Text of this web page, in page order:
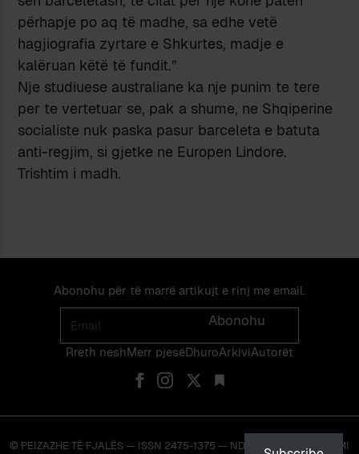
përhapje po aq të madhe, sa edhe vetë
hagjiografia zyrtare e Shkurtes, madje e
kalëruan këtë të fundit.”
Nje studiuese australiane ka nje punim te tere
per te vertetuar se, pak a shume, ne Shqiperine
socialiste nuk paska pasur barceleta e batuta
anti-regjim, si gjetke ne Europen Lindore.
Trishtim i madh.
Abonohu për të marrë artikujt e rinj me email.
Email
Abonohu
Rreth neshMerr pjes​​ë​DhuroArkiviAutorët
© PEIZAZHE TË FJALËS — ISSN 2475-1375 — NDALOHET RIPRODHIMI